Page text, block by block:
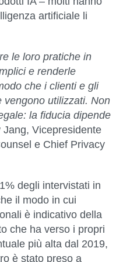
artificiale li
le loro pratiche in
e renderle
che i clienti e gli
vengono utilizzati. Non
la fiducia dipende
Vicepresidente
e Chief Privacy
degli intervistati in
il modo in cui
è indicativo della
che ha verso i propri
più alta dal 2019,
è stato preso a